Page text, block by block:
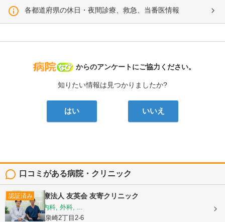
各都道府県の休日・夜間診療、救急、当番医情報
病院なび
からのアンケートにご協力ください。
知りたい情報は見つかりましたか?
はい いいえ
口コミがある病院・クリニック
認証済み 医療法人 友英会 友寄クリニック
内科, 消化器内科, 外科, ...
沖縄県那覇市泉崎2丁目2-6